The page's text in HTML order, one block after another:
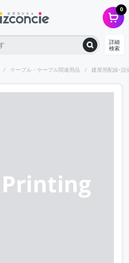
0
詳細
検索
ケーブル・ケーブル関連用品 建屋用配線･設